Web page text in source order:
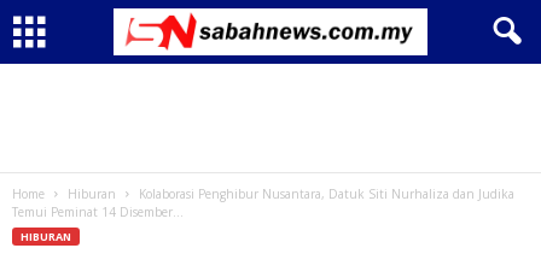
Home Hiburan
Kolaborasi Penghibur Nusantara, Datuk Siti Nurhaliza dan Judika
Temui Peminat 14 Disember...
HIBURAN